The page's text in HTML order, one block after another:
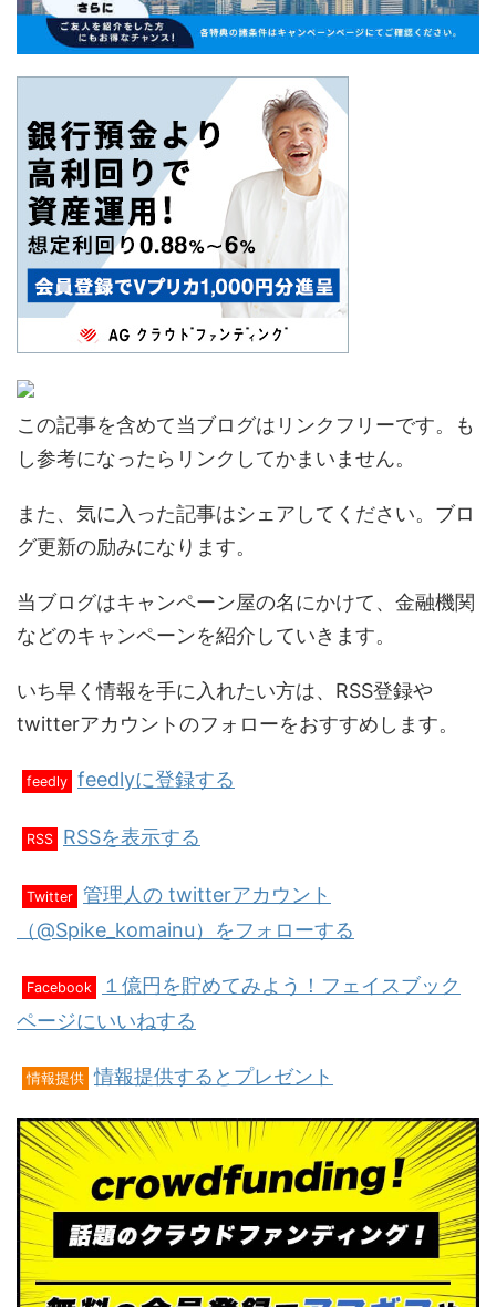
この記事を含めて当ブログはリンクフリーです。も
し参考になったらリンクしてかまいません。
また、気に入った記事はシェアしてください。ブロ
グ更新の励みになります。
当ブログはキャンペーン屋の名にかけて、金融機関
などのキャンペーンを紹介していきます。
いち早く情報を手に入れたい方は、RSS登録や
twitterアカウントのフォローをおすすめします。
feedly feedlyに登録する
RSS RSSを表示する
Twitter 管理人の twitterアカウント
（@Spike_komainu）をフォローする
Facebook
１億円を貯めてみよう！フェイスブック
ページにいいねする
情報提供 情報提供するとプレゼント